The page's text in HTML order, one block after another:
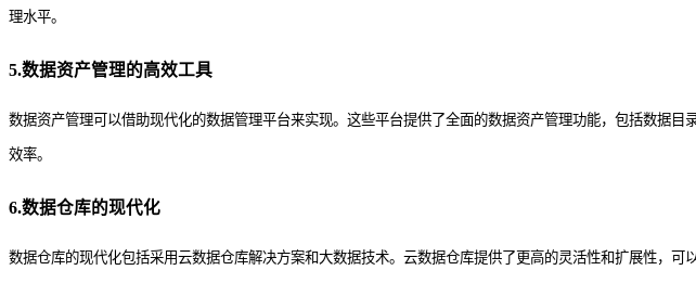
理水平。
5.数据资产管理的高效工具
数据资产管理可以借助现代化的数据管理平台来实现。这些平台提供了全面的数据资产管理功能，包括数据
效率。
6.数据仓库的现代化
数据仓库的现代化包括采用云数据仓库解决方案和大数据技术。云数据仓库提供了更高的灵活性和扩展性，